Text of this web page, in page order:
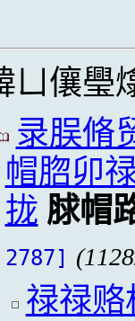
ㄩ儴璺
录脵脩
帽脗卯
拢 脙帽
2787]
禄禄赂